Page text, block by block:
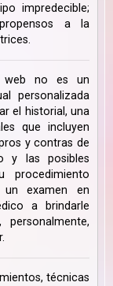
impredecible;
a la
web no es un
personalizada
el historial, una
que incluyen
y contras de
y las posibles
procedimiento
examen en
a brindarle
técnicas